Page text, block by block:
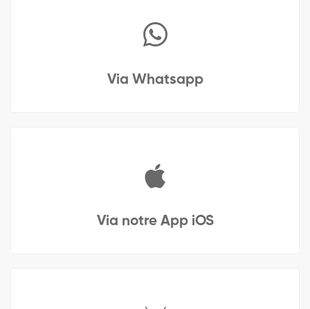
Via Whatsapp
Via notre App iOS